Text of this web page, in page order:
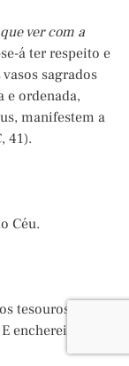
ver com a
á ter respeito e
sagrados
e ordenada,
manifestem a
41).
Céu.
tesouros de
encherei de